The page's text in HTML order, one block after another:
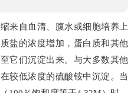
来自血清、腹水或细胞培养上
盐的浓度增加，蛋白质和其他
它们沉淀出来。与大多数其他
较低浓度的硫酸铵中沉淀。当